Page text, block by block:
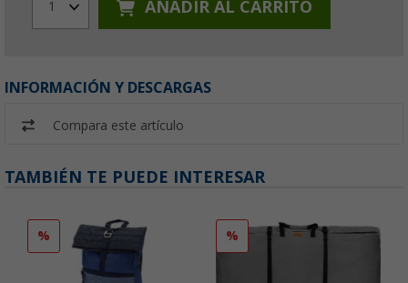
1 AÑADIR AL CARRITO
INFORMACIÓN Y DESCARGAS
Compara este artículo
TAMBIÉN TE PUEDE INTERESAR
% %